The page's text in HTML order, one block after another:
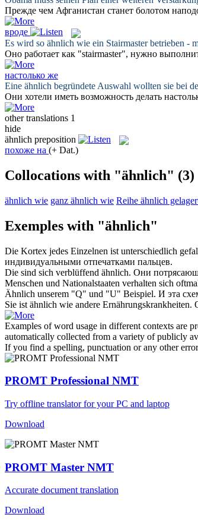
Прежде чем Афганистан станет болотом
вроде
Es wird so ähnlich wie ein Stairmaster betrieben -
Оно работает как "stairmaster", нужно
настолько же
Eine ähnlich begründete Auswahl wollten sie bei
Они хотели иметь возможность делать
other translations 1
hide
ähnlich preposition
похоже на (+ Dat.)
Collocations with "ähnlich" (3)
ähnlich wie ganz ähnlich wie Reihe ähnlich
Exemples with "ähnlich"
Die Kortex jedes Einzelnen ist unterschiedlich
индивидуальными отпечатками пальцев.
Die sind sich verblüffend ähnlich. Они
Menschen und Nationalstaaten verhalten sich
Ähnlich unserem "Q" und "U" Beispiel. И эта
Sie ist ähnlich wie andere Ernährungskrankheiten.
Examples of word usage in different contexts are
automatically collected from a variety of publicly
If you find a spelling, punctuation or any other
PROMT Professional NMT
Try offline translator for your PC and laptop
Download
PROMT Master NMT
Accurate document translation
Download